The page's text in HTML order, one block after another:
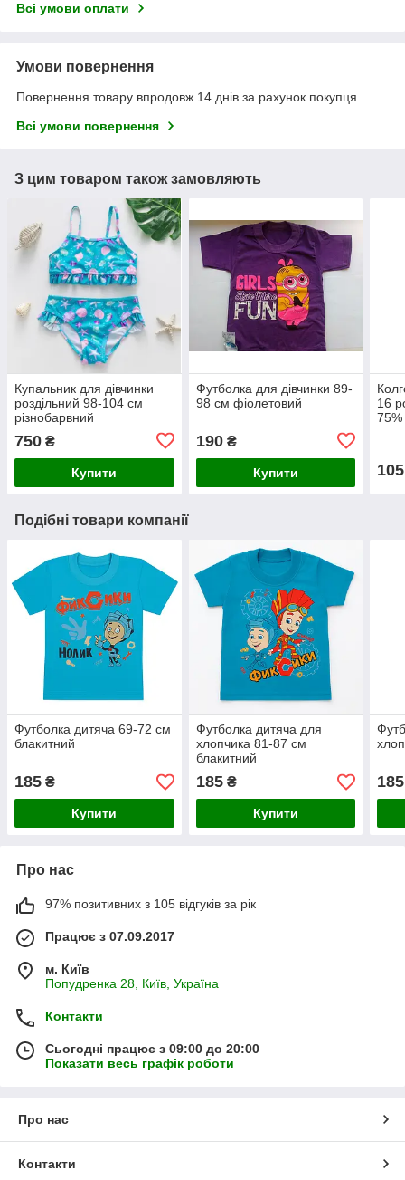
Всі умови оплати
Умови повернення
Повернення товару впродовж 14 днів за рахунок покупця
Всі умови повернення
З цим товаром також замовляють
Купальник для дівчинки
роздільний 98-104 см
різнобарвний
750 ₴
Купити
Футболка для дівчинки 89-
98 см фіолетовий
190₴
Купити
16
105
Подібні товари компанії
Футболка дитяча 69-72 см
блакитний
185 ₴
Купити
Футболка дитяча для
хлопчика 81-87 см
блакитний
185₴
Купити
185
Про нас
97% позитивних з 105 відгуків за рік
Працює з 07.09.2017
м. Київ
Попудренка 28, Київ, Україна
Контакти
Сьогодні працює з 09:00 до 20:00
Показати весь графік роботи
Про нас
Контакти